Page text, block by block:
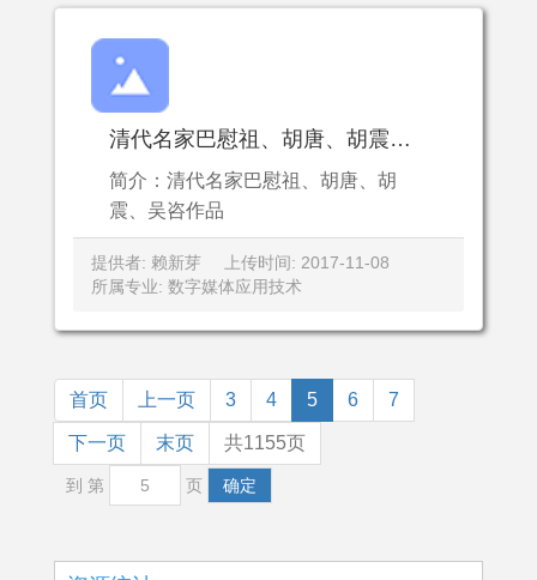
清代名家巴慰祖、胡唐、胡震、吴咨作品
简介：清代名家巴慰祖、胡唐、胡
震、吴咨作品
提供者: 赖新芽
上传时间: 2017-11-08
所属专业: 数字媒体应用技术
首页 上一页 3 4 5 6 7
下一页 末页 共1155页
到 第 页 确定